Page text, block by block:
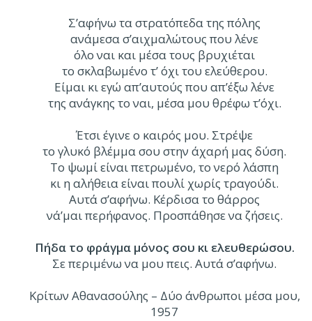
Σ’αφήνω τα στρατόπεδα της πόλης
ανάμεσα σ’αιχμαλώτους που λένε
όλο ναι και μέσα τους βρυχιέται
το σκλαβωμένο τ’ όχι του ελεύθερου.
Είμαι κι εγώ απ’αυτούς που απ’έξω λένε
της ανάγκης το ναι, μέσα μου θρέφω τ’όχι.
Έτσι έγινε ο καιρός μου. Στρέψε
το γλυκό βλέμμα σου στην άχαρή μας δύση.
Το ψωμί είναι πετρωμένο, το νερό λάσπη
κι η αλήθεια είναι πουλί χωρίς τραγούδι.
Αυτά σ’αφήνω. Κέρδισα το θάρρος
νά’μαι περήφανος. Προσπάθησε να ζήσεις.
Πήδα το φράγμα μόνος σου κι ελευθερώσου.
Σε περιμένω να μου πεις. Αυτά σ’αφήνω.
Κρίτων Αθανασούλης – Δύο άνθρωποι μέσα μου,
1957